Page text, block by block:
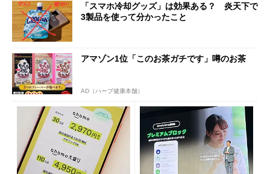
「スマホ冷却グッズ」は効果ある？ 炎天下で
3製品を使って分かったこと
アマゾン1位「このお茶ガチです」噂のお茶
AD（ハーブ健康本舗）